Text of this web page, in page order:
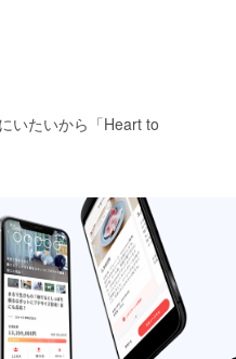
いたいから「Heart to